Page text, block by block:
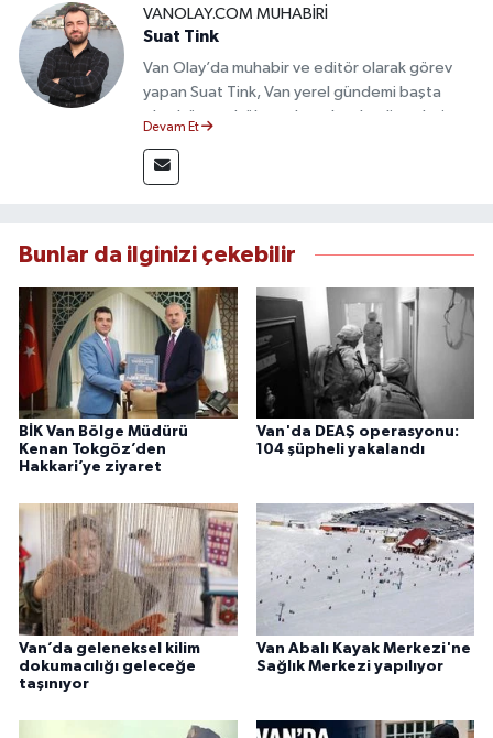
VANOLAY.COM MUHABIRI
Suat Tink
Van Olay’da muhabir ve editör olarak görev
yapan Suat Tink, Van yerel gündemi başta
olmak üzere bölgesel ve ulusal gelişmeleri
mezunu olan Tink, sahadan edindiği bilgilerle
doğruluk, tarafsızlık ve etik ilkeler
Devam Et
Bunlar da ilginizi çekebilir
BİK Van Bölge Müdürü
Kenan Tokgöz’den
Hakkari’ye ziyaret
Van'da DEAŞ operasyonu:
104 şüpheli yakalandı
Van’da geleneksel kilim
dokumacılığı geleceğe
taşınıyor
Van Abalı Kayak Merkezi'ne
Sağlık Merkezi yapılıyor